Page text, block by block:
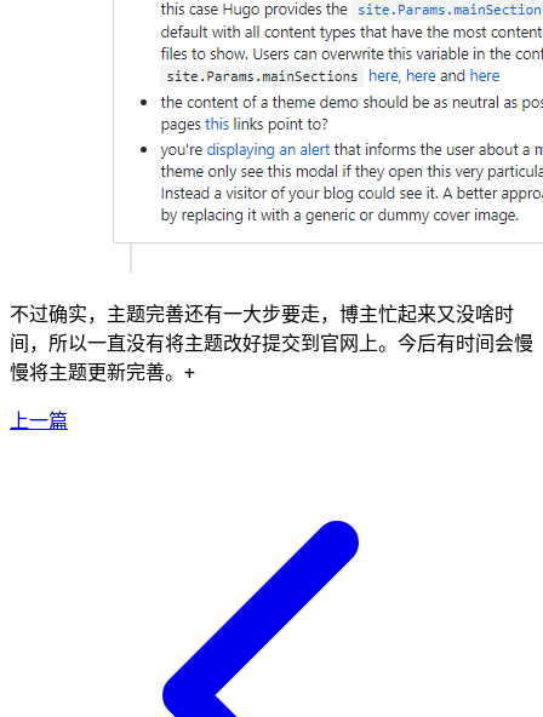
不过确实，主题完善还有一大步要走，博主忙起来又没啥时
间，所以一直没有将主题改好提交到官网上。今后有时间会慢
慢将主题更新完善。+
上一篇